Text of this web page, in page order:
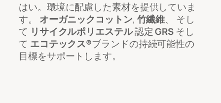
はい。環境に配慮した素材を提供していま
す。 オーガニックコットン, 竹繊維、 そし
て リサイクルポリエステル認定GRSそし
て エコテックス®ブランドの持続可能性の
目標をサポートします。